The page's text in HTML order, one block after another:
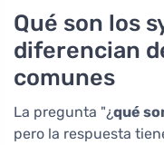
Qué son los
diferencian
comunes
La pregunta "¿qué
pero la respuesta